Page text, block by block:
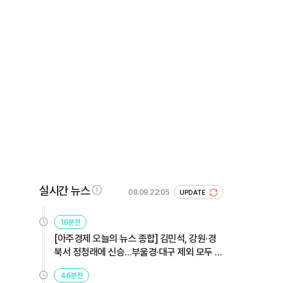
실시간 뉴스 08.09 22:05 UPDATE
16분전
[아주경제 오늘의 뉴스 종합] 김민석, 강원·경
북서 정청래에 신승…부울경·대구 제외 모두 웃
었다 外
46분전